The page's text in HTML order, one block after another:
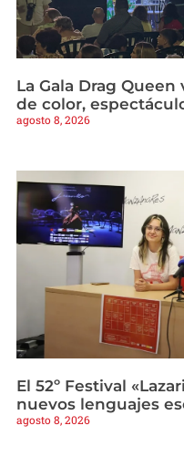
La Gala Drag
de color,
agosto 8, 2026
El 52º Festival
nuevos lenguajes
agosto 8, 2026